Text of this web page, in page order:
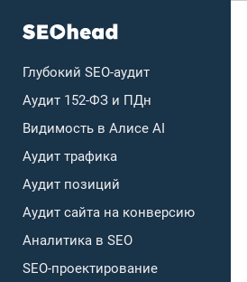
Глубокий SEO-аудит
Аудит 152-ФЗ и ПДн
Видимость в Алисе AI
Аудит трафика
Аудит позиций
Аудит сайта на конверсию
Аналитика в SEO
SEO-проектирование